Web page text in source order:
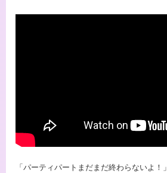
「パーティパートまだまだ終わらないよ！」